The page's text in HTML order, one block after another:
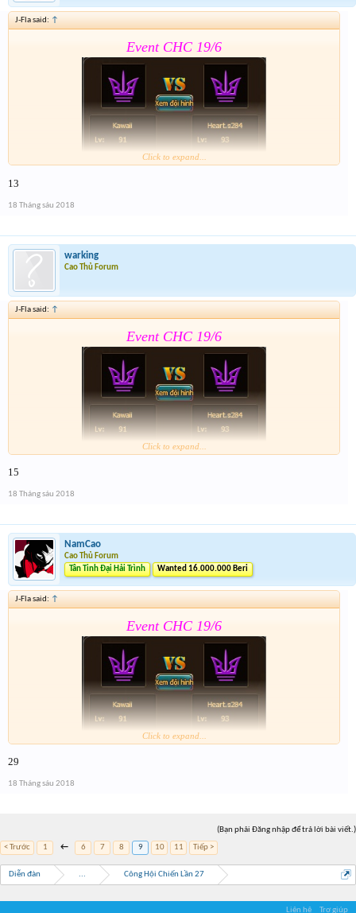
J-Fla said: ↑
Event CHC 19/6
Click to expand...
13
18 Tháng sáu 2018
warking
Cao Thủ Forum
J-Fla said: ↑
Event CHC 19/6
Click to expand...
15
18 Tháng sáu 2018
NamCao
Cao Thủ Forum
Tân Tinh Đại Hải Trình
Wanted 16.000.000 Beri
J-Fla said: ↑
Event CHC 19/6
Click to expand...
29
18 Tháng sáu 2018
(Bạn phải Đăng nhập để trả lời bài viết.)
< Trước
1 ← 6 7 8 9 10 11 Tiếp >
Diễn đàn ... Công Hội Chiến Lần 27
Liên hệ Trợ giúp